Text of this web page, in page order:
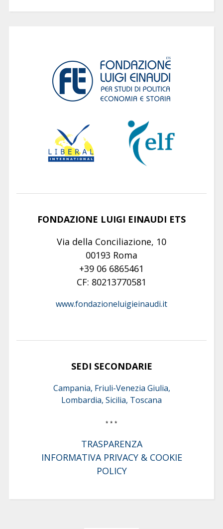
FONDAZIONE LUIGI EINAUDI ETS
Via della Conciliazione, 10
00193 Roma
+39 06 6865461
CF: 80213770581
www.fondazioneluigieinaudi.it
SEDI SECONDARIE
Campania, Friuli-Venezia Giulia,
Lombardia, Sicilia, Toscana
* * *
TRASPARENZA
INFORMATIVA PRIVACY & COOKIE
POLICY